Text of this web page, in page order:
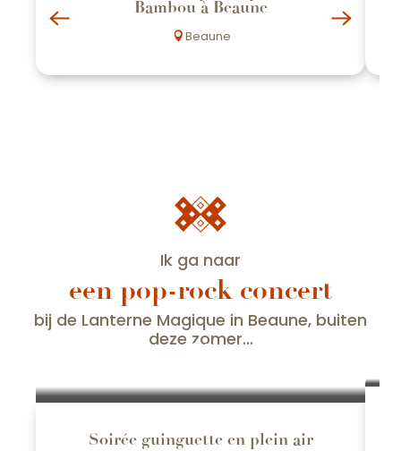
Bambou à Beaune
Beaune
Ik ga naar
een pop-rock concert
bij de Lanterne Magique in Beaune, buiten
deze zomer...
21
Soirée guinguette en plein air